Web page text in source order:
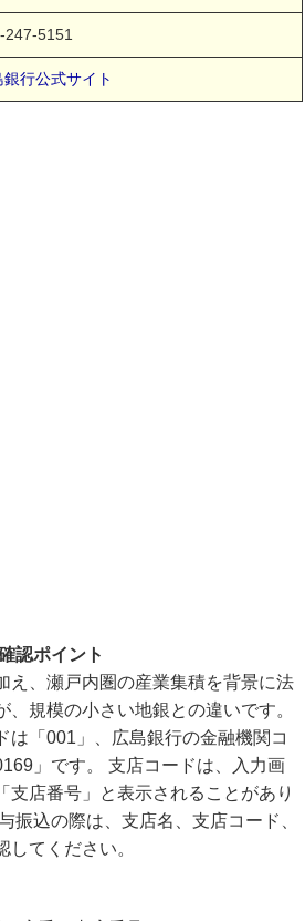
247-5151
銀行公式サイト
認ポイント
え、瀬戸内圏の産業集積を背景に法
、規模の小さい地銀との違いです。
は「001」、広島銀行の金融機関コ
」です。 支店コードは、入力画
支店番号」と表示されることがあり
振込の際は、支店名、支店コード、
してください。